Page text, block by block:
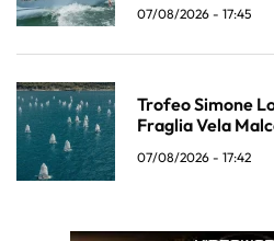
07/08/2026 - 17:45
Trofeo Simone
Fraglia Vela
07/08/2026 - 17:42